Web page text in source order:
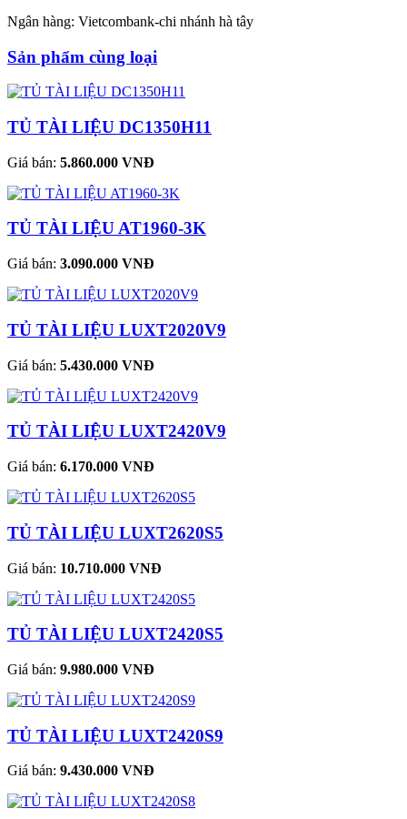
Ngân hàng: Vietcombank-chi nhánh hà tây
Sản phẩm cùng loại
TỦ TÀI LIỆU DC1350H11
Giá bán: 5.860.000 VNĐ
TỦ TÀI LIỆU AT1960-3K
Giá bán: 3.090.000 VNĐ
TỦ TÀI LIỆU LUXT2020V9
Giá bán: 5.430.000 VNĐ
TỦ TÀI LIỆU LUXT2420V9
Giá bán: 6.170.000 VNĐ
TỦ TÀI LIỆU LUXT2620S5
Giá bán: 10.710.000 VNĐ
TỦ TÀI LIỆU LUXT2420S5
Giá bán: 9.980.000 VNĐ
TỦ TÀI LIỆU LUXT2420S9
Giá bán: 9.430.000 VNĐ